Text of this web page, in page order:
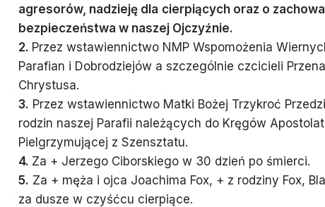
agresorów, nadzieję dla cierpiących oraz o
bezpieczeństwa w naszej Ojczyźnie.
2. Przez wstawiennictwo NMP Wspomożenia
Parafian i Dobrodziejów a szczególnie czcicieli
Chrystusa.
3. Przez wstawiennictwo Matki Bożej Trzykroć
rodzin naszej Parafii należących do Kręgów
Pielgrzymującej z Szensztatu.
4. Za + Jerzego Ciborskiego w 30 dzień po śmierci.
5. Za + męża i ojca Joachima Fox, + z rodziny Fox,
za dusze w czyśćcu cierpiące.